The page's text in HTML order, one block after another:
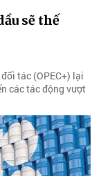
sẽ thế
tác (OPEC+) lại
các tác động vượt